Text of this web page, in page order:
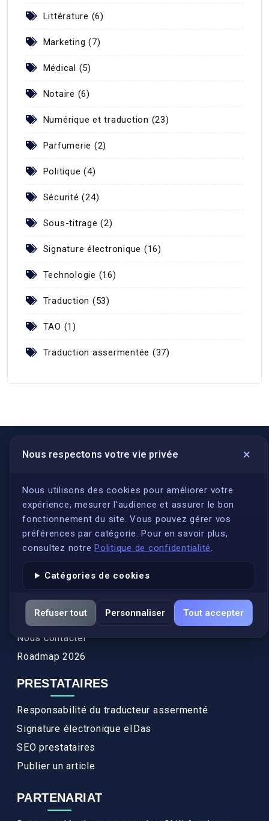
Littérature (6)
Marketing (7)
Médical (5)
Notaire (6)
Numérique et traduction (23)
Parfumerie (2)
Politique (4)
Sécurité (24)
Sous-titrage (2)
Signature électronique (16)
Technologie (16)
Traduction (53)
TAO (1)
Traduction assermentée (37)
Nous respectons votre vie privée ×
Nous utilisons des cookies pour améliorer votre
expérience, mesurer l'audience et assurer le bon
fonctionnement du site. Vous pouvez gérer vos
préférences par catégorie. Pour en savoir plus,
consultez notre Politique de confidentialité.
Catégories de cookies
Refuser tout Personnaliser Tout accepter
LIENS UTILES
S'inscrire
Qui sommes-nous ?
Conformité
Annuaires des traducteurs assermentés
Actualités
Services
FAQ
Nous contacter
Roadmap 2026
PRESTATAIRES
Responsabilité du traducteur assermenté
Signature électronique eIDas
SEO prestataires
Publier un article
PARTENARIAT